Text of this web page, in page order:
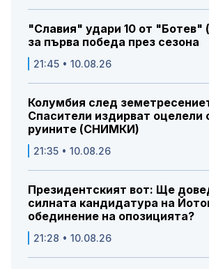
"Славия" удари 10 от "Ботев"
за първа победа през сезона
21:45 • 10.08.26
Колумбия след
Спасители издирват оцелели
руините (СНИМКИ)
21:35 • 10.08.26
Президентският вот: Ще
силната кандидатура на
обединение на опозицията?
21:28 • 10.08.26